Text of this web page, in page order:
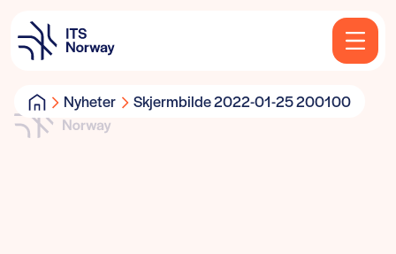
Nyheter Skjermbilde 2022-01-25 200100